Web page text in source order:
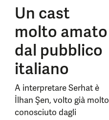
Un cast
molto amato
dal pubblico
italiano
A interpretare Serhat è
İlhan Şen, volto già molto
conosciuto dagli